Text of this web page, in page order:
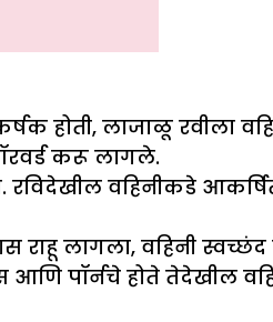
होती, लाजाळू रवीला
करू लागले.
रविदेखील वहिनीकडे
लागला, वहिनी
आणि पॉर्नचे होते तेदेखील